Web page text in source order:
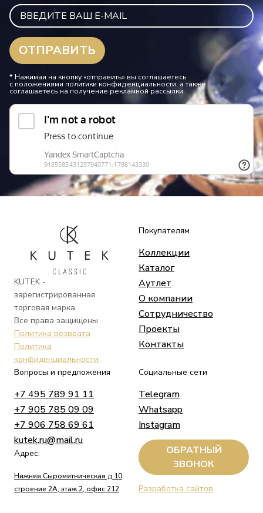
* Нажимая на кнопку «отправить» вы соглашаетесь
с положениями политики конфиденциальности, а также
соглашаетесь на получение рекламной рассылки
KUTEK -
зарегистрированная
торговая марка.
Все права защищены
Политика возврата
Политика
конфиденциальности
Покупателям
Коллекции
Каталог
Аутлет
О компании
Сотрудничество
Проекты
Контакты
Вопросы и предложения
+7 495 789 91 11
+7 905 785 09 09
+7 906 758 69 61
kutek.ru@mail.ru
Адрес:
Нижняя Сыромятническая д.10
строение 2А, этаж 2, офис 212
Социальные сети
Telegram
Whatsapp
Instagram
ОБРАТНЫЙ
ЗВОНОК
Разработка сайтов